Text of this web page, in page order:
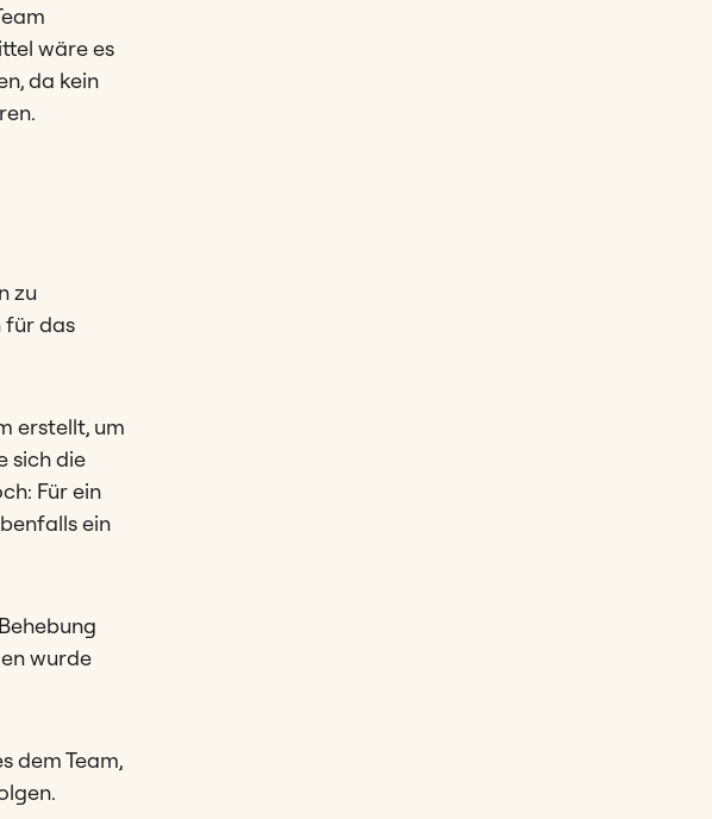
wäre es
da kein
zu
für das
erstellt, um
sich die
Für ein
ein
wurde
dem Team,